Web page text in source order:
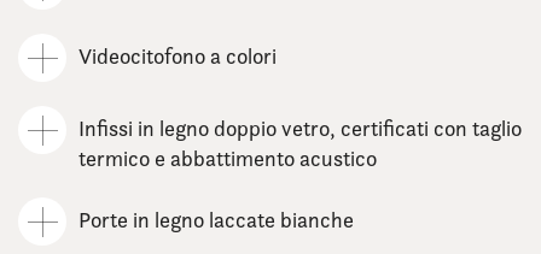
Videocitofono a colori
Infissi in legno doppio vetro, certificati con taglio
termico e abbattimento acustico
Porte in legno laccate bianche